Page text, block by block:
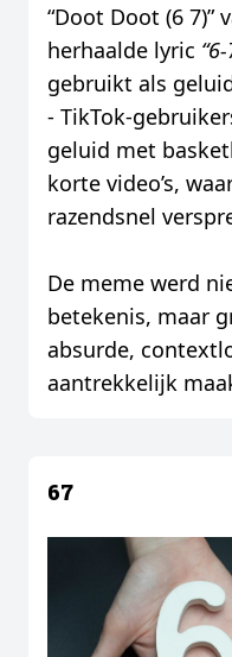
“Doot Doot (6 7)”
herhaalde lyric
gebruikt als
- TikTok-
geluid met
korte video’s,
razendsnel
De meme werd
betekenis, maar
absurde,
aantrekkelijk
67